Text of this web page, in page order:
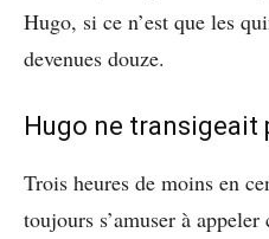
Hugo, si ce n’est que les
devenues douze.
Hugo ne transigeait
Trois heures de moins en
toujours s’amuser à